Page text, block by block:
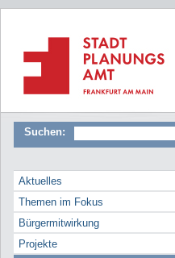
Suchen:
Aktuelles
Themen im Fokus
Bürgermitwirkung
Projekte